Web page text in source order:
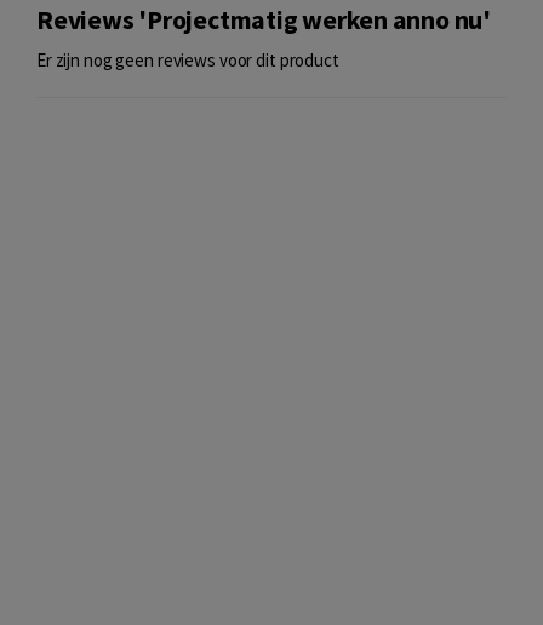
Reviews 'Projectmatig werken anno nu'
Er zijn nog geen reviews voor dit product